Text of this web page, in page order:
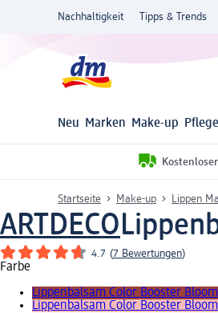
Nachhaltigkeit Tipps & Trends
Neu Marken Make-up
Startseite Make-up Lippen
ARTDECO
4.7 (7 Bewertungen)
Farbe
Lippenbalsam Color Booster
Lippenbalsam Color Booster